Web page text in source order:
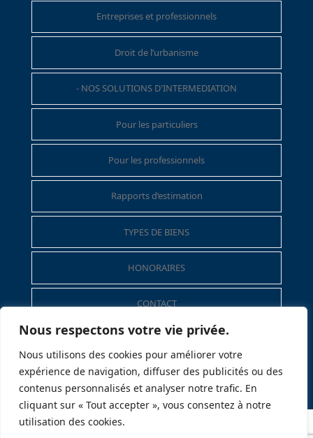
Nous respectons votre vie privée.
Nous utilisons des cookies pour améliorer votre
expérience de navigation, diffuser des publicités ou des
contenus personnalisés et analyser notre trafic. En
cliquant sur « Tout accepter », vous consentez à notre
utilisation des cookies.
Entreprises et professionnels
Droit de l’urbanisme
- NOS SOLUTIONS D'INTERMEDIATION
Pour les particuliers
Pour les professionnels
Rapports d’estimation
TYPES DE BIENS
HONORAIRES
CONTACT
Mentions légales
Politique de données personnelles